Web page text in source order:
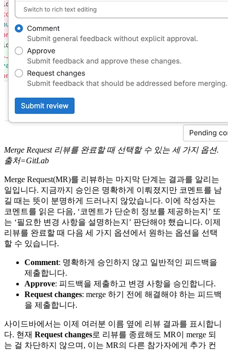
Merge Request 리뷰를 완료할 때 선택할 수 있는 세 가지 옵션.
출처=GitLab
Merge Request(MR)를 리뷰하는 마지막 단계는 결과를 알리는
일입니다. 지금까지 승인은 명확하게 이뤄졌지만 코멘트를 남
길 때는 뜻이 분명하게 드러나지 않았습니다. 이에 작성자는
코멘트를 읽은 다음, ‘코멘트가 단순히 정보를 제공하는지’ 또
는 ‘필요한 변경 사항을 설명하는지’ 판단해야 했습니다. 이제
리뷰를 완료할 때 다음 세 가지 옵션에서 원하는 옵션을 선택
할 수 있습니다.
Comment: 명확하게 승인하지 않고 일반적인 피드백을
제출합니다.
Approve: 피드백을 제출하고 변경 사항을 승인합니다.
Request changes: merge 하기 전에 해결해야 하는 피드백
을 제출합니다.
사이드바에서는 이제 여러분 이름 옆에 리뷰 결과를 표시합니
다. 현재 Request changes로 리뷰를 종료해도 MR이 merge 되
는 걸 차단하지 않으며, 이는 MR의 다른 참가자에게 추가 컨